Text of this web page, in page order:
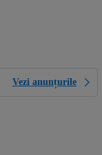
Vezi anunțurile